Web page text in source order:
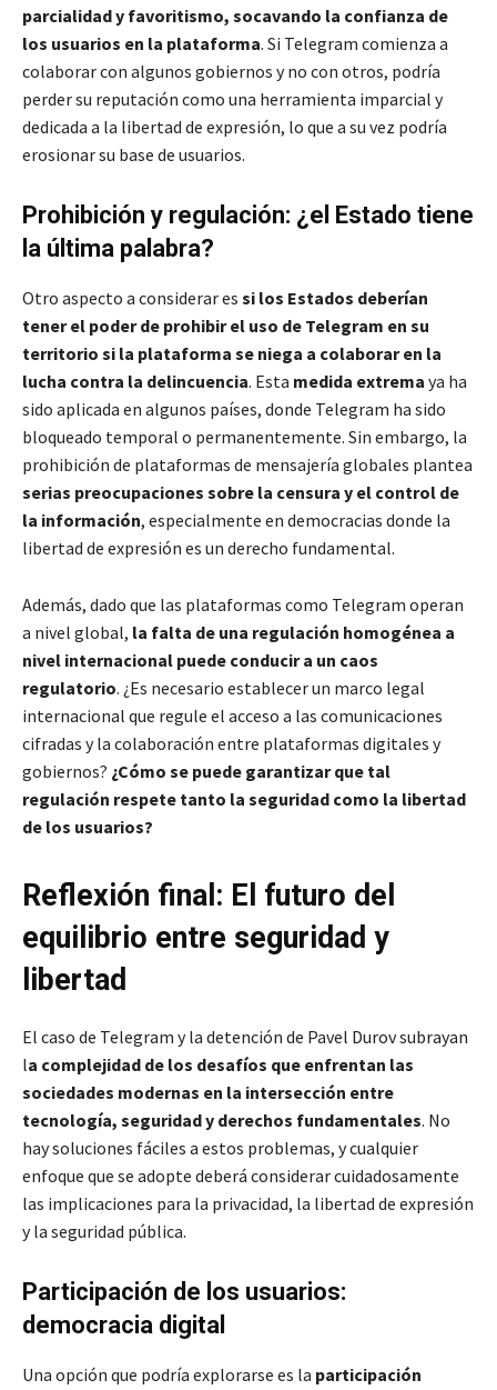
parcialidad y favoritismo, socavando la confianza de
los usuarios en la plataforma. Si Telegram comienza a
colaborar con algunos gobiernos y no con otros, podría
perder su reputación como una herramienta imparcial y
dedicada a la libertad de expresión, lo que a su vez podría
erosionar su base de usuarios.
Prohibición y regulación: ¿el Estado tiene
la última palabra?
Otro aspecto a considerar es si los Estados deberían
tener el poder de prohibir el uso de Telegram en su
territorio si la plataforma se niega a colaborar en la
lucha contra la delincuencia. Esta medida extrema ya ha
sido aplicada en algunos países, donde Telegram ha sido
bloqueado temporal o permanentemente. Sin embargo, la
prohibición de plataformas de mensajería globales plantea
serias preocupaciones sobre la censura y el control de
la información, especialmente en democracias donde la
libertad de expresión es un derecho fundamental.
Además, dado que las plataformas como Telegram operan
a nivel global, la falta de una regulación homogénea a
nivel internacional puede conducir a un caos
regulatorio. ¿Es necesario establecer un marco legal
internacional que regule el acceso a las comunicaciones
cifradas y la colaboración entre plataformas digitales y
gobiernos? ¿Cómo se puede garantizar que tal
regulación respete tanto la seguridad como la libertad
de los usuarios?
Reflexión final: El futuro del
equilibrio entre seguridad y
libertad
El caso de Telegram y la detención de Pavel Durov subrayan
la complejidad de los desafíos que enfrentan las
sociedades modernas en la intersección entre
tecnología, seguridad y derechos fundamentales. No
hay soluciones fáciles a estos problemas, y cualquier
enfoque que se adopte deberá considerar cuidadosamente
las implicaciones para la privacidad, la libertad de expresión
y la seguridad pública.
Participación de los usuarios:
democracia digital
Una opción que podría explorarse es la participación